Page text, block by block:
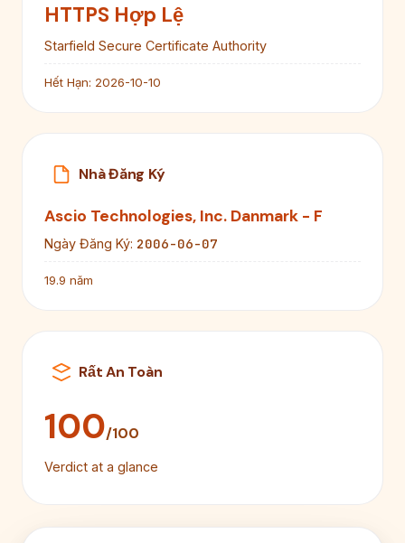
HTTPS Hợp Lệ
Starfield Secure Certificate Authority
Hết Hạn: 2026-10-10
Nhà Đăng Ký
Ascio Technologies, Inc. Danmark - F
Ngày Đăng Ký: 2006-06-07
19.9 năm
Rất An Toàn
100/100
Verdict at a glance